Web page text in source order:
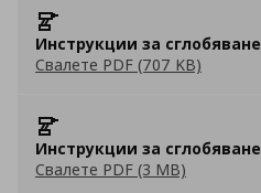
Инструкции за сглобяване
Свалете PDF (707 KB)
Инструкции за сглобяване
Свалете PDF (3 MB)